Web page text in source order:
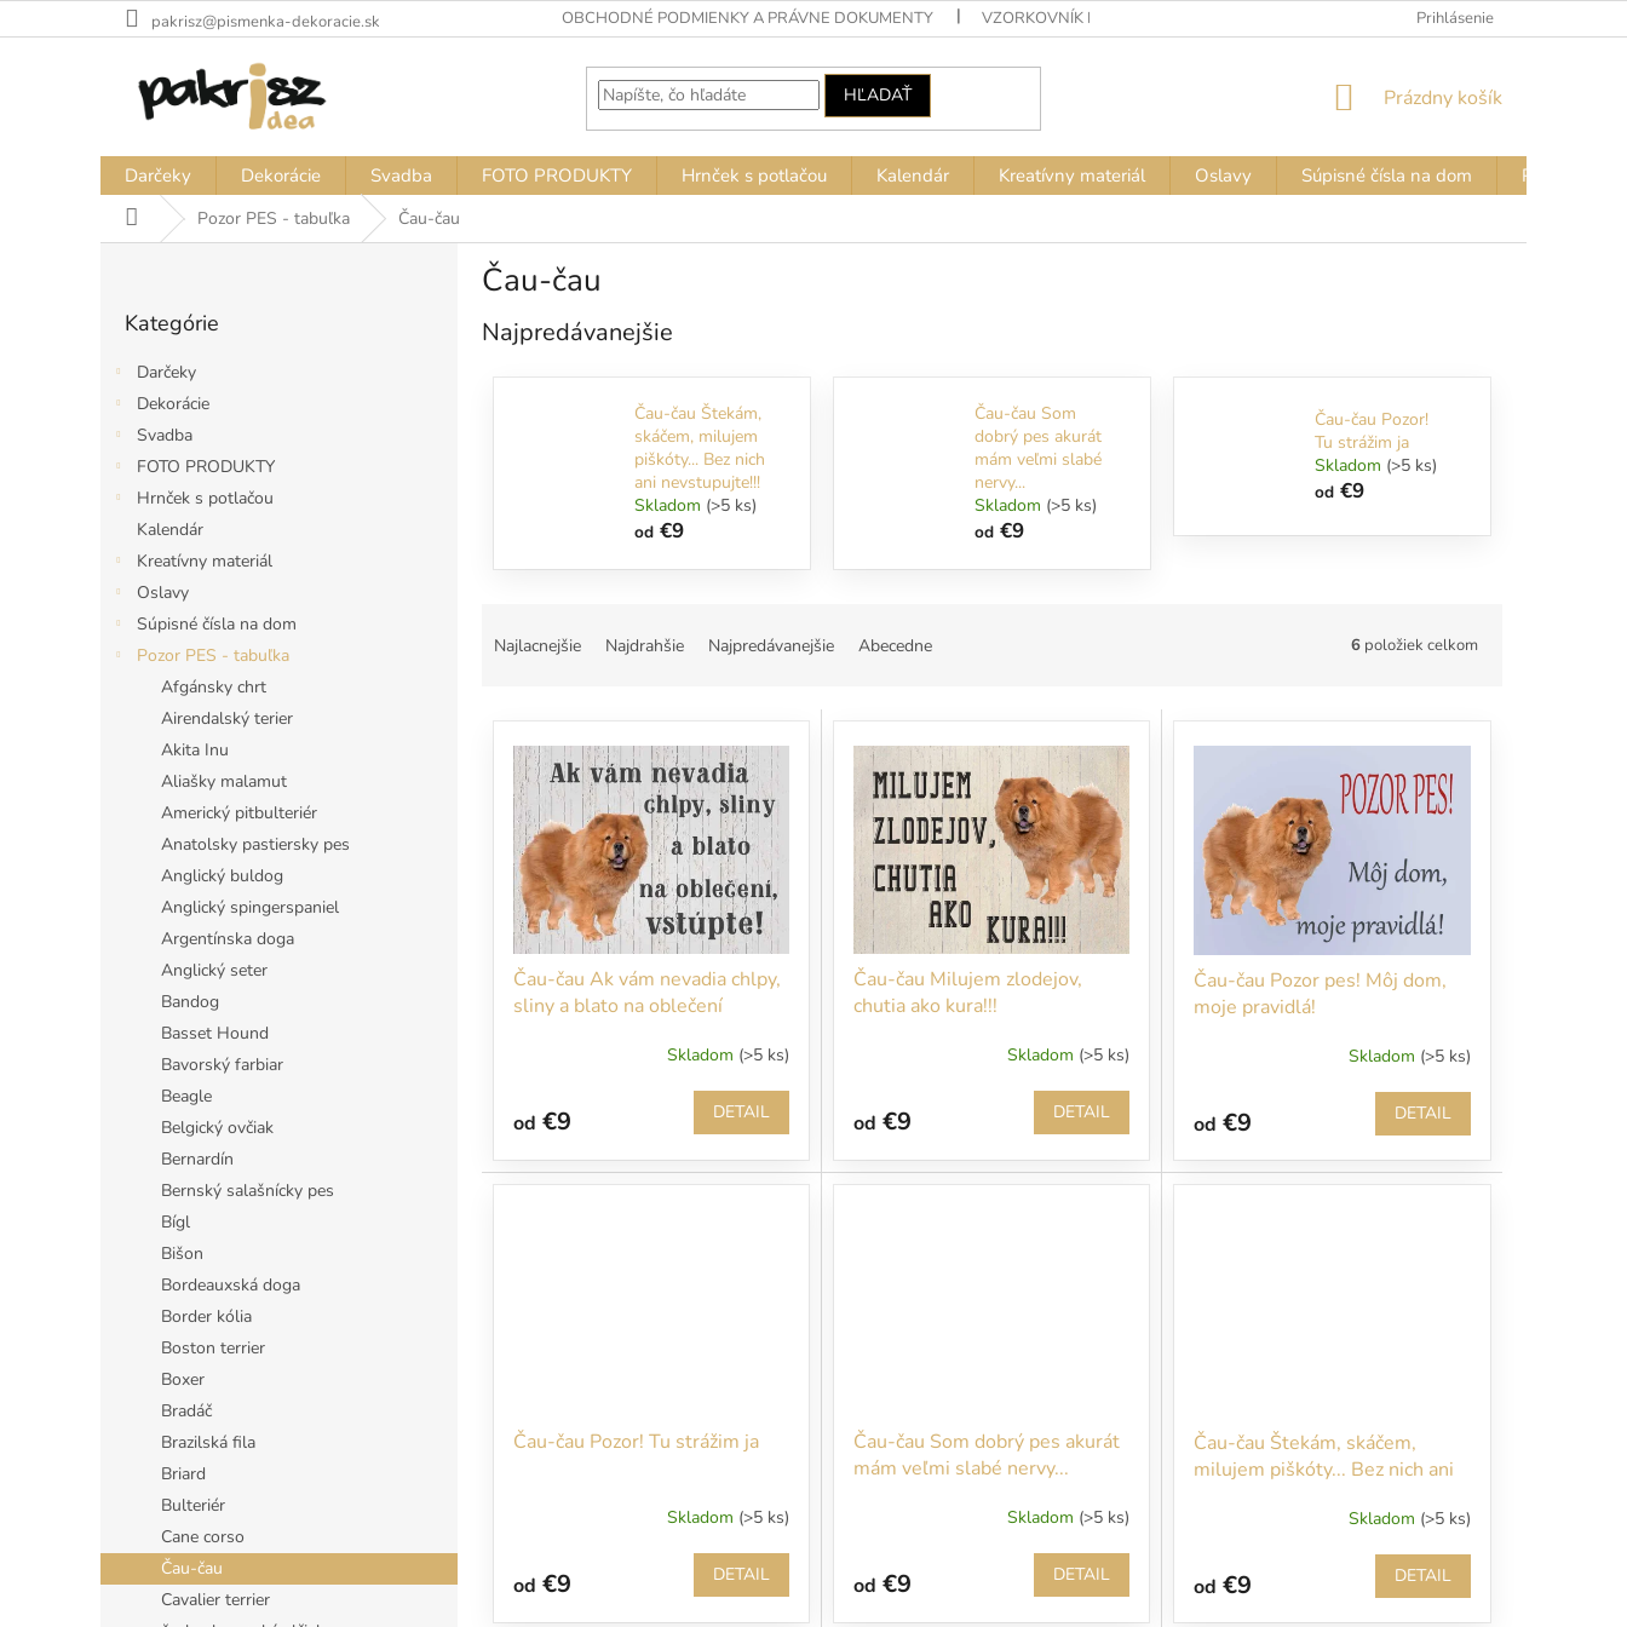
na
pakrisz@pismenka-dekoracie.sk OBCHODNÉ PODMIENKY A PRÁVNE DOKUMENTY VZORKOVNÍK FARIEB VZORKOVNÍK FARIEB – NÁPISY NA TRIČKÁ
Prihlásenie
HĽADAŤ
NÁKUPNÝ
Prázdny košík
Darčeky Dekorácie Svadba FOTO PRODUKTY Hrnček s potlačou Kalendár Kreatívny materiál Oslavy Súpisné čísla na dom Pozor PES -
DomovPozor PES - tabuľka Čau-čau
kategórie
Kategórie
Darčeky
Dekorácie
Svadba
FOTO PRODUKTY
Hrnček s potlačou
Kalendár
Kreatívny materiál
Oslavy
Súpisné čísla na dom
Pozor PES - tabuľka
Afgánsky chrt
Airendalský terier
Akita Inu
Aliašky malamut
Americký pitbulteriér
Anatolsky pastiersky pes
Anglický buldog
Anglický spingerspaniel
Argentínska doga
Anglický seter
Bandog
Basset Hound
Bavorský farbiar
Beagle
Belgický ovčiak
Bernardín
Bernský salašnícky pes
Bígl
Bišon
Bordeauxská doga
Border kólia
Boston terrier
Boxer
Bradáč
Brazilská fila
Briard
Bulteriér
Cane corso
Čau-čau
Cavalier terrier
Čau-čau
Najpredávanejšie
Čau-čau Štekám,
skáčem, milujem
piškóty... Bez nich
ani nevstupujte!!!
Skladom (>5 ks)
od €9
Čau-čau Som
dobrý pes akurát
mám veľmi slabé
nervy...
Skladom (>5 ks)
od€9
Čau-čau Pozor!
Tu strážim ja
Skladom (>5 ks)
od€9
n
Najlacnejšie Najdrahšie Najpredávanejšie Abecedne 6 položiek celkom
V
Čau-čau Ak vám nevadia chlpy,
sliny a blato na oblečení
Skladom (>5 ks)
od €9 DETAIL
Čau-čau Milujem zlodejov,
chutia ako kura!!!
Skladom (>5 ks)
od €9 DETAIL
Čau-čau Pozor pes! Môj dom,
moje pravidlá!
Skladom (>5 ks)
od €9 DETAIL
Čau-čau Pozor! Tu strážim ja
Skladom (>5 ks)
od €9 DETAIL
Čau-čau Som dobrý pes akurát
mám veľmi slabé nervy...
Skladom (>5 ks)
od €9 DETAIL
Čau-čau Štekám, skáčem,
milujem piškóty... Bez nich ani
Skladom (>5 ks)
od €9 DETAIL